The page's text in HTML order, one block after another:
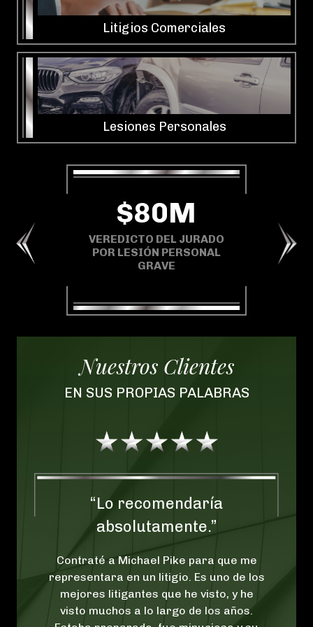
Litigios Comerciales
Lesiones Personales
DEL JURADO
PERSONAL
GRAVE
$67.25M
VEREDICTO DEL JURADO
DE $67.25 MILLONES EN
UN CASO DEL CONDADO
Nuestros Clientes
EN SUS PROPIAS PALABRAS
Pike para que me
un litigio. Es uno de los
que he visto, y he
lo largo de los años.
“No podemos
felices estamos
& Lustig nos
No podemos expresar
estamos de haber tenido